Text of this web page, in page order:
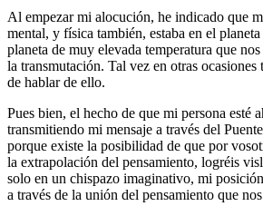
Al empezar mi alocución, he indicado que
mental, y física también, estaba en el
planeta de muy elevada temperatura que
la transmutación. Tal vez en otras ocasiones
de hablar de ello.
Pues bien, el hecho de que mi persona esté
transmitiendo mi mensaje a través del
porque existe la posibilidad de que por
la extrapolación del pensamiento, logréis
solo en un chispazo imaginativo, mi
a través de la unión del pensamiento que